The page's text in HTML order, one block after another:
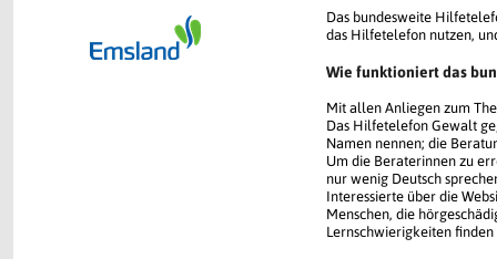
Das bundesweite
das Hilfetelefon nutzen,
Wie funktioniert das
Mit allen Anliegen zum
Das Hilfetelefon Gewalt
Namen nennen; die
Um die Beraterinnen zu
nur wenig Deutsch
Interessierte über die
Menschen, die
Lernschwierigkeiten